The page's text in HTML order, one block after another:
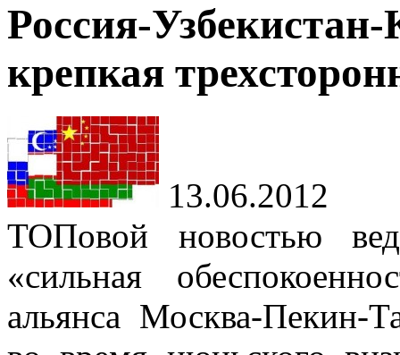
Россия-
крепкая
13.06.2012
ТОПовой новостью
«сильная
альянса Москва-Пекин-